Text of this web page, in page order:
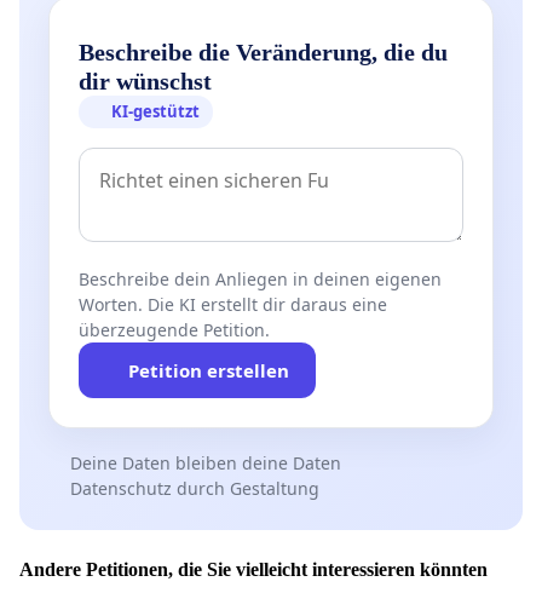
Beschreibe die Veränderung, die du
dir wünschst
KI-gestützt
Beschreibe dein Anliegen in deinen eigenen
Worten. Die KI erstellt dir daraus eine
überzeugende Petition.
Petition erstellen
Deine Daten bleiben deine Daten
Datenschutz durch Gestaltung
Andere Petitionen, die Sie vielleicht interessieren könnten